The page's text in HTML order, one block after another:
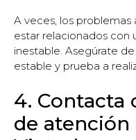
A veces, los
estar relacionados con
inestable. Asegúrate
estable y prueba a
4. Contacta
de atención